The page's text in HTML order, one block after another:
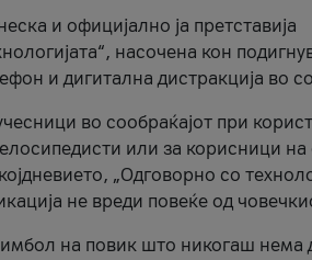
и официјално ја претставија
насочена кон
и дигитална дистракција во
во сообраќајот при
или за корисници
„Одговорно со
не вреди повеќе од
на повик што никогаш нема